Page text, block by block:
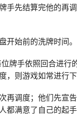
手先结算完他的再
始前的洗牌时间。
牌手依照回合进行
则游戏如常进行下
再调度；他们先宣
满意了自己的起手